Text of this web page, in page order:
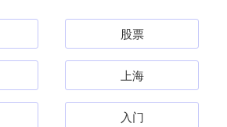
股票
上海
入门